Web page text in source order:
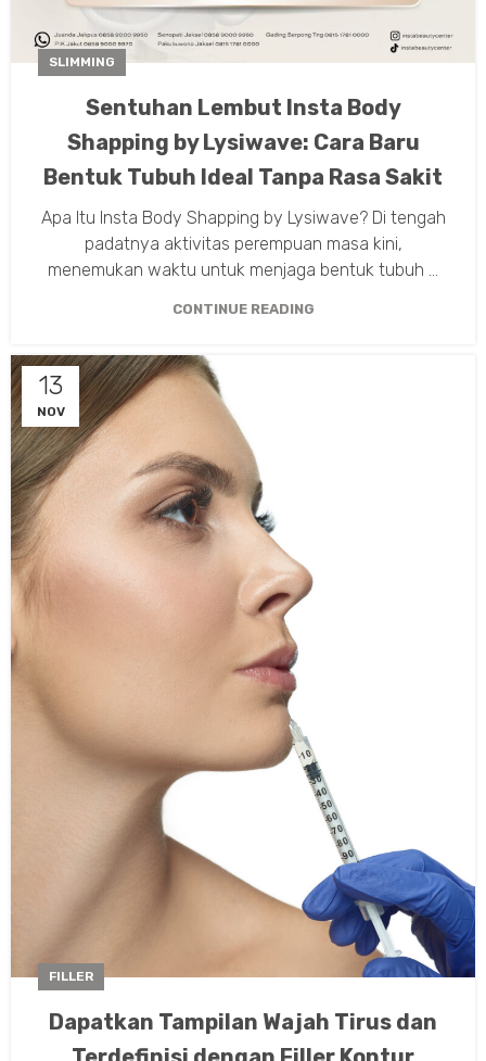
SLIMMING
Sentuhan Lembut Insta Body
Shapping by Lysiwave: Cara Baru
Bentuk Tubuh Ideal Tanpa Rasa Sakit
Apa Itu Insta Body Shapping by Lysiwave? Di tengah
padatnya aktivitas perempuan masa kini,
menemukan waktu untuk menjaga bentuk tubuh ...
CONTINUE READING
13
NOV
FILLER
Dapatkan Tampilan Wajah Tirus dan